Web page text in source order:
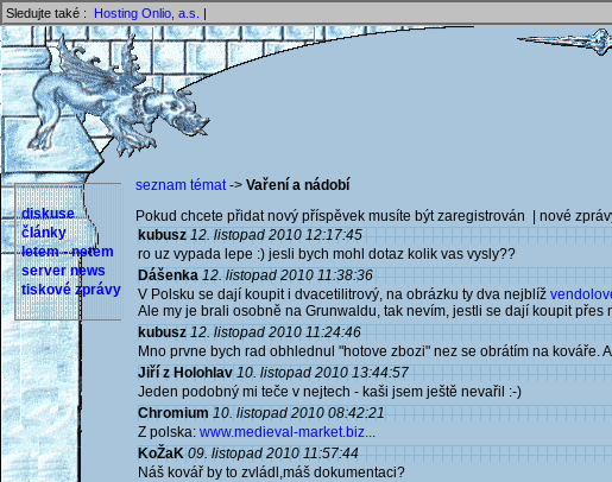
Sledujte také : Hosting Onlio, a.s. |
diskuse
články
letem - netem
server news
tiskové zprávy
seznam témat-> Vaření a nádobí
Pokud chcete přidat nový příspěvek musíte být zaregistrován | nové
kubusz 12. listopad 2010 12:17:45
ro uz vypada lepe :) jesli bych mohl dotaz kolik vas vysly??
Dášenka 12. listopad 2010 11:38:36
V Polsku se dají koupit i dvacetilitrový, na obrázku ty dva nejblíž
Ale my je brali osobně na Grunwaldu, tak nevím, jestli se dají koupit přes
kubusz 12. listopad 2010 11:24:46
Mno prvne bych rad obhlednul "hotove zbozi" nez se obrátím na
Jiří z Holohlav 10. listopad 2010 13:44:57
Jeden podobný mi teče v nejtech - kaši jsem ještě nevařil :-)
Chromium 10. listopad 2010 08:42:21
Z polska: www.medieval-market.biz...
KoŽaK 09. listopad 2010 11:57:44
Náš kovář by to zvládl,máš dokumentaci?